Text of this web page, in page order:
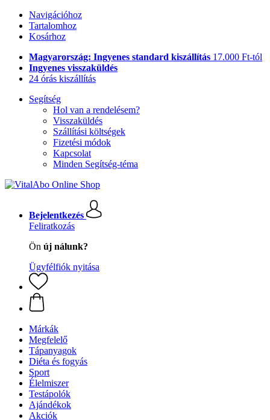
Navigációhoz
Tartalomhoz
Kosárhoz
Magyarország: Ingyenes standard kiszállítás 17.000 Ft-tól
Ingyenes visszaküldés
24 órás kiszállítás
Segítség
Hol van a rendelésem?
Visszaküldés
Szállítási költségek
Fizetési módok
Kapcsolat
Minden Segítség-téma
Bejelentkezés
Feliratkozás
Ön új nálunk?
Ügyfélfiók nyitása
Márkák
Megfelelő
Tápanyagok
Diéta és fogyás
Sport
Élelmiszer
Testápolók
Ajándékok
Akciók